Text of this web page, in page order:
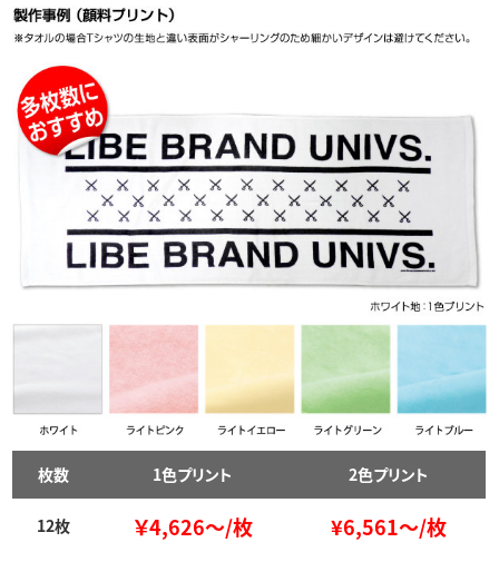
枚数 1色プリント 2色プリント
12枚 ￥4,626～/枚 ¥6,561～/枚